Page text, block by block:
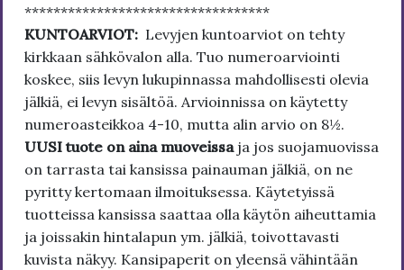
**********************************
KUNTOARVIOT: Levyjen kuntoarviot on tehty
kirkkaan sähkövalon alla. Tuo numeroarviointi
koskee, siis levyn lukupinnassa mahdollisesti olevia
jälkiä, ei levyn sisältöä. Arvioinnissa on käytetty
numeroasteikkoa 4-10, mutta alin arvio on 8½.
UUSI tuote on aina muoveissa ja jos suojamuovissa
on tarrasta tai kansissa painauman jälkiä, on ne
pyritty kertomaan ilmoituksessa. Käytetyissä
tuotteissa kansissa saattaa olla käytön aiheuttamia
ja joissakin hintalapun ym. jälkiä, toivottavasti
kuvista näkyy. Kansipaperit on yleensä vähintään